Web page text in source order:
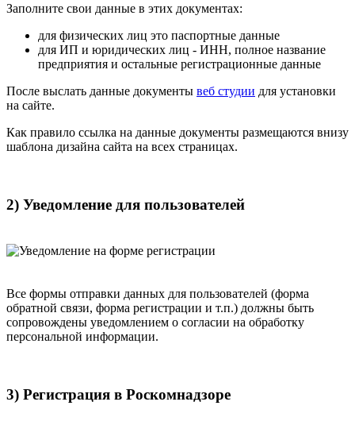
Заполните свои данные в этих документах:
для физических лиц это паспортные данные
для ИП и юридических лиц - ИНН, полное название
предприятия и остальные регистрационные данные
После выслать данные документы веб студии для установки
на сайте.
Как правило ссылка на данные документы размещаются внизу
шаблона дизайна сайта на всех страницах.
2) Уведомление для пользователей
Все формы отправки данных для пользователей (форма
обратной связи, форма регистрации и т.п.) должны быть
сопровождены уведомлением о согласии на обработку
персональной информации.
3) Регистрация в Роскомнадзоре